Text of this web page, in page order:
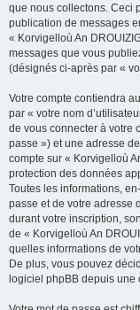
que nous collectons. Ceci
publication de messages
« Korvigelloù An
messages que vous
(désignés ci-après par «
Votre compte contiendra
par « votre nom
de vous connecter à votre
passe ») et une adresse
compte sur « Korvigelloù
protection des données
Toutes les informations,
passe et de votre adresse
durant votre inscription,
de « Korvigelloù An
quelles informations de
De plus, vous pouvez
logiciel phpBB depuis